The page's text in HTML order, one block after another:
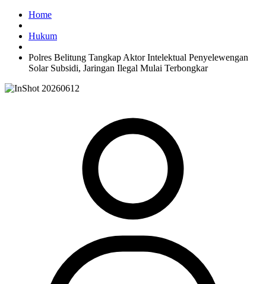
Home
Hukum
Polres Belitung Tangkap Aktor Intelektual Penyelewengan
Solar Subsidi, Jaringan Ilegal Mulai Terbongkar